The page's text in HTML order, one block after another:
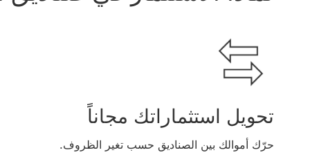
تحويل استثماراتك مجاناً
حرّك أموالك بين الصناديق حسب تغير الظروف.